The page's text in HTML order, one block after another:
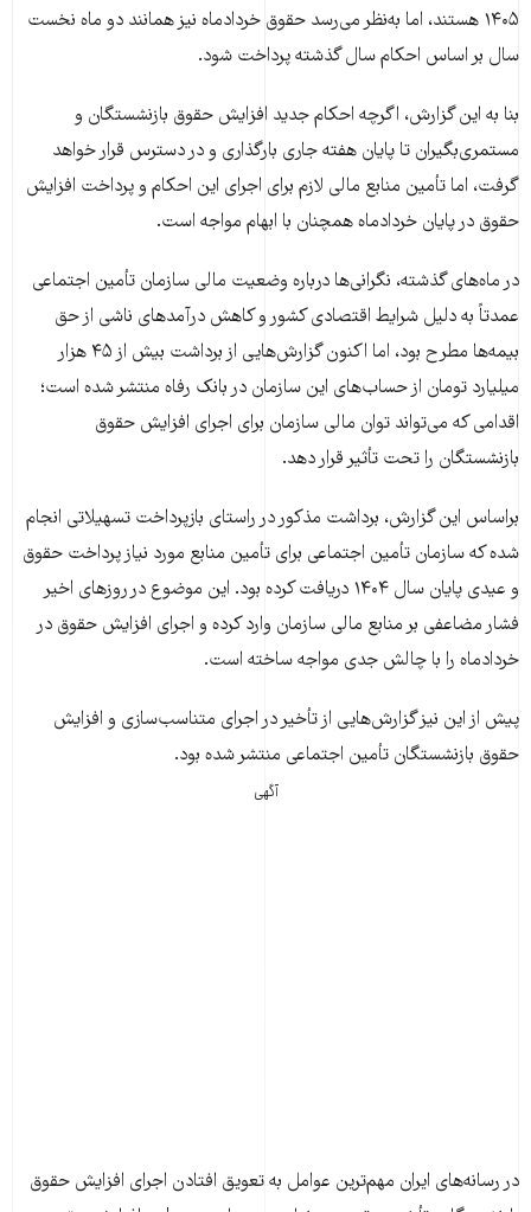
۱۴۰۵ هستند، اما به‌نظر می‌رسد حقوق خردادماه نیز همانند دو ماه نخست
سال بر اساس احکام سال گذشته پرداخت شود.
بنا به این گزارش، اگرچه احکام جدید افزایش حقوق بازنشستگان و
مستمری‌بگیران تا پایان هفته جاری بارگذاری و در دسترس قرار خواهد
گرفت، اما تأمین منابع مالی لازم برای اجرای این احکام و پرداخت افزایش
حقوق در پایان خردادماه همچنان با ابهام مواجه است.
در ماه‌های گذشته، نگرانی‌ها درباره وضعیت مالی سازمان تأمین اجتماعی
عمدتاً به دلیل شرایط اقتصادی کشور و کاهش درآمدهای ناشی از حق
بیمه‌ها مطرح بود، اما اکنون گزارش‌هایی از برداشت بیش از ۴۵ هزار
میلیارد تومان از حساب‌های این سازمان در بانک رفاه منتشر شده است؛
اقدامی که می‌تواند توان مالی سازمان برای اجرای افزایش حقوق
بازنشستگان را تحت تأثیر قرار دهد.
براساس این گزارش، برداشت مذکور در راستای بازپرداخت تسهیلاتی انجام
شده که سازمان تأمین اجتماعی برای تأمین منابع مورد نیاز پرداخت حقوق
و عیدی پایان سال ۱۴۰۴ دریافت کرده بود. این موضوع در روزهای اخیر
فشار مضاعفی بر منابع مالی سازمان وارد کرده و اجرای افزایش حقوق در
خردادماه را با چالش جدی مواجه ساخته است.
پیش از این نیز گزارش‌هایی از تأخیر در اجرای متناسب‌سازی و افزایش
حقوق بازنشستگان تأمین اجتماعی منتشر شده بود.
آگهی
در رسانه‌های ایران مهم‌ترین عوامل به تعویق افتادن اجرای افزایش حقوق